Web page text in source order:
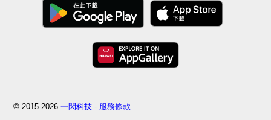
© 2015-2026一閃科技 - 服務條款